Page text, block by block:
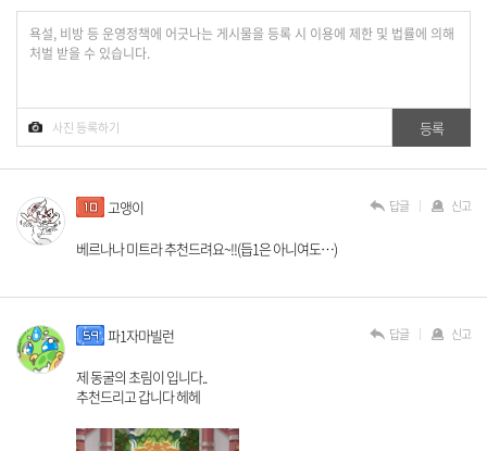
고앵이
베르나나 미트라 추천드려요~!!(듭1은 아니여도…)
답글 신고
파1자마빌런
제 동굴의 초림이 입니다..
추천드리고 갑니다 헤헤
답글 신고